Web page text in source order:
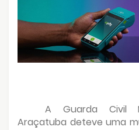
A Guarda Civil
Araçatuba deteve uma